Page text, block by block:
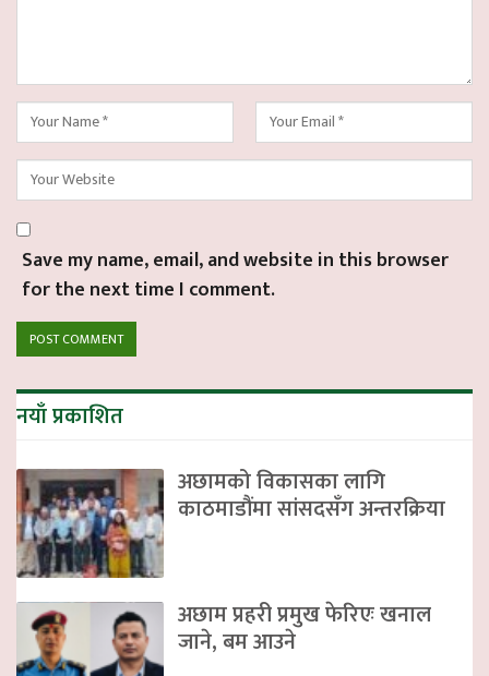
Save my name, email, and website in this browser
for the next time I comment.
नयाँ प्रकाशित
अछामको विकासका लागि
काठमाडौंमा सांसदसँग अन्तरक्रिया
अछाम प्रहरी प्रमुख फेरिएः खनाल
जाने, बम आउने